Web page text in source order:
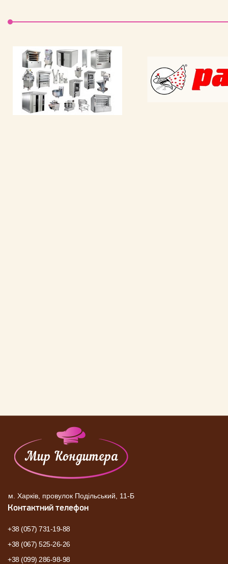
м. Харків, провулок Подільський, 11-Б
Контактний телефон
+38 (057) 731-19-88
+38 (067) 525-26-26
+38 (099) 286-98-98